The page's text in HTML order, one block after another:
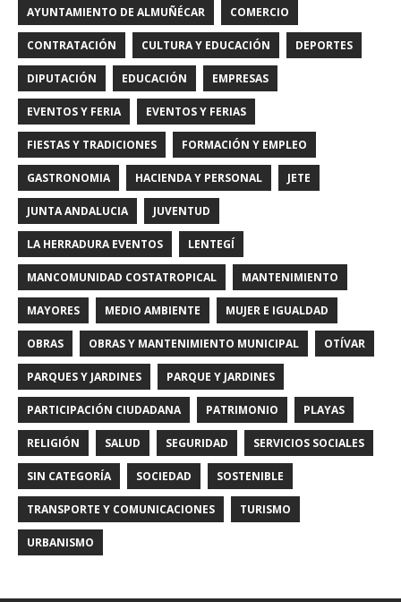
AYUNTAMIENTO DE ALMUÑÉCAR COMERCIO
CONTRATACIÓN CULTURA Y EDUCACIÓN DEPORTES
DIPUTACIÓN EDUCACIÓN EMPRESAS
EVENTOS Y FERIA EVENTOS Y FERIAS
FIESTAS Y TRADICIONES FORMACIÓN Y EMPLEO
GASTRONOMIA HACIENDA Y PERSONAL JETE
JUNTA ANDALUCIA JUVENTUD
LA HERRADURA EVENTOS LENTEGÍ
MANCOMUNIDAD COSTATROPICAL MANTENIMIENTO
MAYORES MEDIO AMBIENTE MUJER E IGUALDAD
OBRAS OBRAS Y MANTENIMIENTO MUNICIPAL OTÍVAR
PARQUES Y JARDINES PARQUE Y JARDINES
PARTICIPACIÓN CIUDADANA PATRIMONIO PLAYAS
RELIGIÓN SALUD SEGURIDAD SERVICIOS SOCIALES
SIN CATEGORÍA SOCIEDAD SOSTENIBLE
TRANSPORTE Y COMUNICACIONES TURISMO
URBANISMO